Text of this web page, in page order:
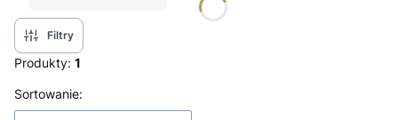
Filtry
Produkty: 1
Lista produktów
Sortowanie: